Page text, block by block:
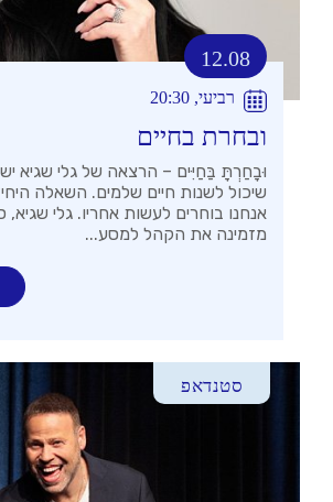
12.08
רביעי, 20:30
ובחרת בחיים
וּבָחַרְתָּ בַּחַיִּים – הרצאה של גלי שגיא
שיכול לשנות חיים שלמים. השאלה
אנחנו בוחרים לעשות אחריו. גלי
מזמינה את הקהל למסע...
סטנדאפ